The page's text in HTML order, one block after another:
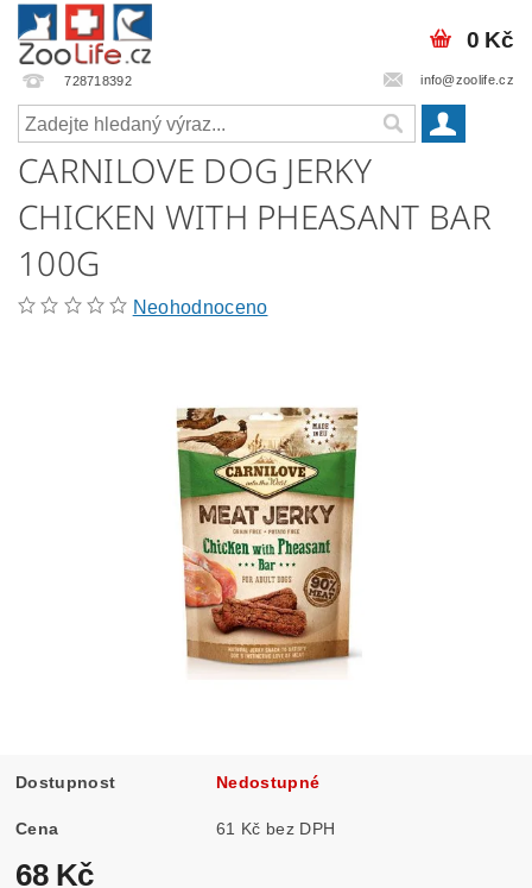
728718392 info@zoolife.cz
0 Kč
CARNILOVE DOG JERKY
CHICKEN WITH PHEASANT BAR
100G
Neohodnoceno
Dostupnost Nedostupné
Cena 61 Kč bez DPH
68 Kč